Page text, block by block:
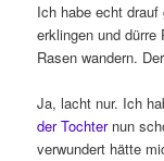
Ich habe echt
erklingen und dürre
Rasen wandern.
Ja, lacht nur. Ich
der Tochternun
verwundert hätte